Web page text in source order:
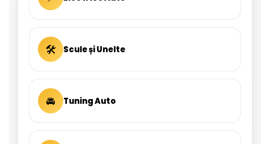
🛠 Scule și Unelte
🚘 Tuning Auto